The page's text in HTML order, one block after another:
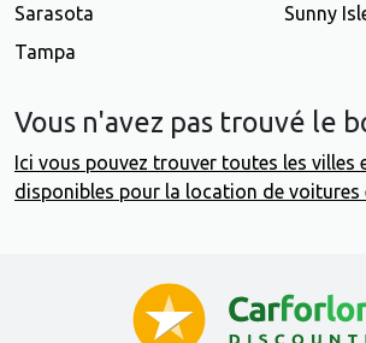
Sarasota
Sunny
Tampa
Vous n'avez pas trouvé le
Ici vous pouvez trouver toutes les villes
disponibles pour la location de voitures